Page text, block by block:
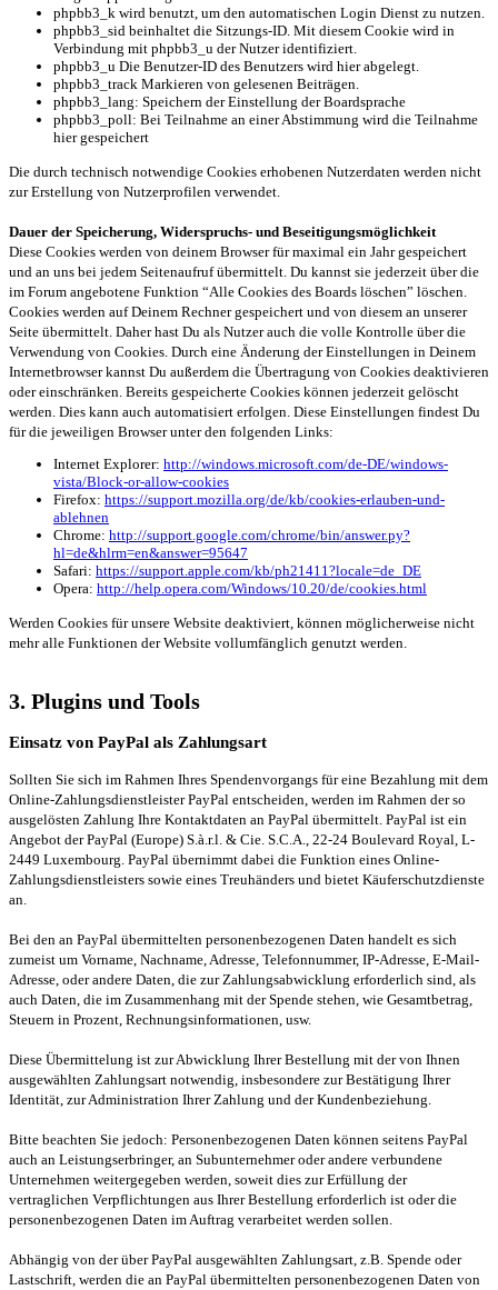
phpbb3_k wird benutzt, um den automatischen Login Dienst zu nutzen.
phpbb3_sid beinhaltet die Sitzungs-ID. Mit diesem Cookie wird in
Verbindung mit phpbb3_u der Nutzer identifiziert.
phpbb3_u Die Benutzer-ID des Benutzers wird hier abgelegt.
phpbb3_track Markieren von gelesenen Beiträgen.
phpbb3_lang: Speichern der Einstellung der Boardsprache
phpbb3_poll: Bei Teilnahme an einer Abstimmung wird die Teilnahme
hier gespeichert
Die durch technisch notwendige Cookies erhobenen Nutzerdaten werden nicht
zur Erstellung von Nutzerprofilen verwendet.
Dauer der Speicherung, Widerspruchs- und Beseitigungsmöglichkeit
Diese Cookies werden von deinem Browser für maximal ein Jahr gespeichert
und an uns bei jedem Seitenaufruf übermittelt. Du kannst sie jederzeit über die
im Forum angebotene Funktion “Alle Cookies des Boards löschen” löschen.
Cookies werden auf Deinem Rechner gespeichert und von diesem an unserer
Seite übermittelt. Daher hast Du als Nutzer auch die volle Kontrolle über die
Verwendung von Cookies. Durch eine Änderung der Einstellungen in Deinem
Internetbrowser kannst Du außerdem die Übertragung von Cookies deaktivieren
oder einschränken. Bereits gespeicherte Cookies können jederzeit gelöscht
werden. Dies kann auch automatisiert erfolgen. Diese Einstellungen findest Du
für die jeweiligen Browser unter den folgenden Links:
Internet Explorer: http://windows.microsoft.com/de-DE/windows-
vista/Block-or-allow-cookies
Firefox: https://support.mozilla.org/de/kb/cookies-erlauben-und-
ablehnen
Chrome: http://support.google.com/chrome/bin/answer.py?
hl=de&hlrm=en&answer=95647
Safari: https://support.apple.com/kb/ph21411?locale=de_DE
Opera: http://help.opera.com/Windows/10.20/de/cookies.html
Werden Cookies für unsere Website deaktiviert, können möglicherweise nicht
mehr alle Funktionen der Website vollumfänglich genutzt werden.
3. Plugins und Tools
Einsatz von PayPal als Zahlungsart
Sollten Sie sich im Rahmen Ihres Spendenvorgangs für eine Bezahlung mit dem
Online-Zahlungsdienstleister PayPal entscheiden, werden im Rahmen der so
ausgelösten Zahlung Ihre Kontaktdaten an PayPal übermittelt. PayPal ist ein
Angebot der PayPal (Europe) S.à.r.l. & Cie. S.C.A., 22-24 Boulevard Royal, L-
2449 Luxembourg. PayPal übernimmt dabei die Funktion eines Online-
Zahlungsdienstleisters sowie eines Treuhänders und bietet Käuferschutzdienste
an.
Bei den an PayPal übermittelten personenbezogenen Daten handelt es sich
zumeist um Vorname, Nachname, Adresse, Telefonnummer, IP-Adresse, E-Mail-
Adresse, oder andere Daten, die zur Zahlungsabwicklung erforderlich sind, als
auch Daten, die im Zusammenhang mit der Spende stehen, wie Gesamtbetrag,
Steuern in Prozent, Rechnungsinformationen, usw.
Diese Übermittelung ist zur Abwicklung Ihrer Bestellung mit der von Ihnen
ausgewählten Zahlungsart notwendig, insbesondere zur Bestätigung Ihrer
Identität, zur Administration Ihrer Zahlung und der Kundenbeziehung.
Bitte beachten Sie jedoch: Personenbezogenen Daten können seitens PayPal
auch an Leistungserbringer, an Subunternehmer oder andere verbundene
Unternehmen weitergegeben werden, soweit dies zur Erfüllung der
vertraglichen Verpflichtungen aus Ihrer Bestellung erforderlich ist oder die
personenbezogenen Daten im Auftrag verarbeitet werden sollen.
Abhängig von der über PayPal ausgewählten Zahlungsart, z.B. Spende oder
Lastschrift, werden die an PayPal übermittelten personenbezogenen Daten von